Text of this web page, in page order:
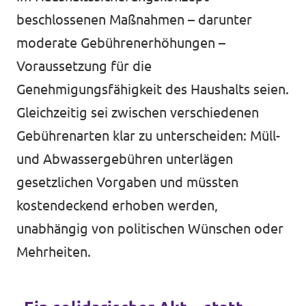
beschlossenen Maßnahmen – darunter
moderate Gebührenerhöhungen –
Voraussetzung für die
Genehmigungsfähigkeit des Haushalts seien.
Gleichzeitig sei zwischen verschiedenen
Gebührenarten klar zu unterscheiden: Müll-
und Abwassergebühren unterlägen
gesetzlichen Vorgaben und müssten
kostendeckend erhoben werden,
unabhängig von politischen Wünschen oder
Mehrheiten.